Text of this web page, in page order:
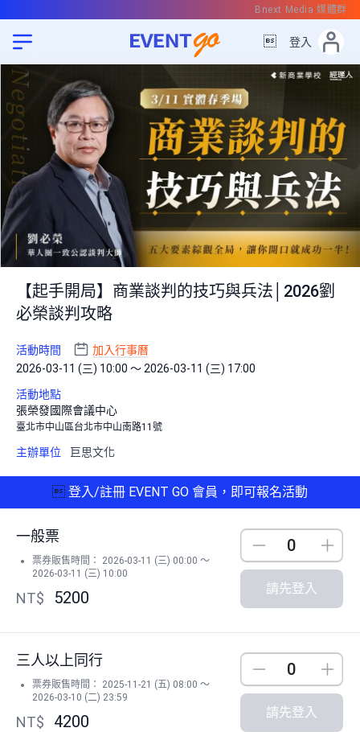
Bnext Media 媒體群
 登入
【起手開局】商業談判的技巧與兵法│2026劉
必榮談判攻略
活動時間
加入行事曆
2026-03-11 (三) 10:00 ～ 2026-03-11 (三) 17:00
活動地點
張榮發國際會議中心
臺北市中山區台北市中山南路11號
主辦單位 巨思文化
 登入/註冊 EVENT GO 會員，即可報名活動
一般票
票券販售時間： 2026-03-11 (三) 00:00 ～
2026-03-11 (三) 10:00
NT$ 5200
Down
請先登入
三人以上同行
票券販售時間： 2025-11-21 (五) 08:00 ～
2026-03-10 (二) 23:59
NT$ 4200
Down
請先登入